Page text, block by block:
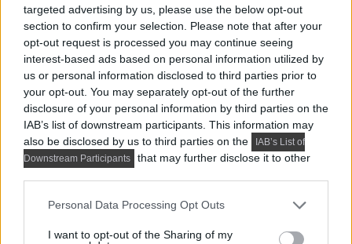
targeted advertising by us, please use the below opt-out
section to confirm your selection. Please note that after your
opt-out request is processed you may continue seeing
interest-based ads based on personal information utilized by
us or personal information disclosed to third parties prior to
your opt-out. You may separately opt-out of the further
disclosure of your personal information by third parties on the
IAB’s list of downstream participants. This information may
also be disclosed by us to third parties on the
IAB’s List of
Downstream Participants
that may further disclose it to other
Please note that this website/app uses one or more Google
not limited to your visit or usage behaviour. You may click to
Personal Data Processing Opt Outs
I want to opt-out of the Sharing of my